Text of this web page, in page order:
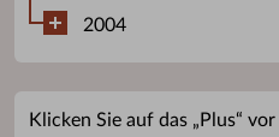
2004
Klicken Sie auf das „Plus“